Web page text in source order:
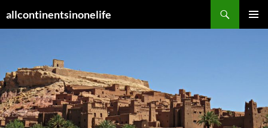
Inhalt
allcontinentsinonelife